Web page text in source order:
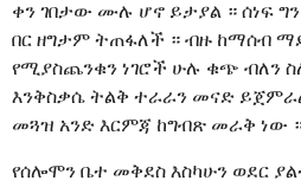
ቀን ገበታው ሙሉ ሆኖ ይታያል ። ሰነፍ
በር ዘግታም ትጠፋለች ። ብዙ ከማሰብ
የሚያስጨንቁን ነገሮች ሁሉ ቁጭ ብለን
እንቅስቃሴ ትልቅ ተራራን መናድ
መጓዝ አንድ እርምጃ ከግብጽ መራቅ ነው
የሰሎሞን ቤተ መቅደስ እስካሁን ወደር